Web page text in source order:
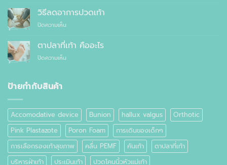
สุขภาพ
แทนที่
สำเร็จรูป
ทั่วไป
รองเท้า
ไหน
สุขภาพ
กับ
รองเท้า
ต่าง
อย่างไร
วิธีลดอาการปวดเท้า
ปิดความเห็นบน
ลด
อาการ
ปวด
ตาปลาที่เท้า คืออะไร
ปิดความเห็นบน
ป้ายกำกับสินค้า
Accomodative device Bunion hallux valgus
Orthotic
Pink Plastazote
Poron Foam
การเดินของเด็กๆ
การเลือกรองเท้าสุขภาพ
คลื่น PEMF คันเท้า
ตาปลาที่เท้า
บริหารฝ่าเท้า
ประเมินเท้า
ปวดโคนนิ้วหัวแม่เท้า